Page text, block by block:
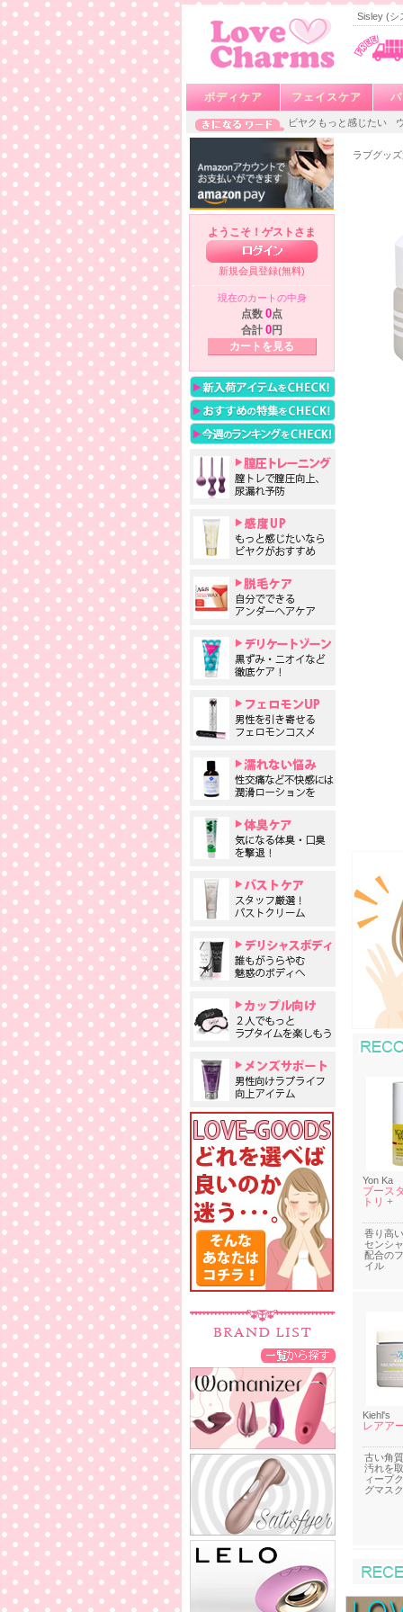
Sisley (シ
ボディケア フェイスケア
ビヤクもっと感じたい
ようこそ！ゲストさま
新規会員登録(無料)
現在のカートの中身
点数 0点
合計 0円
カートを見る
ラブグッ
Yon Ka
ブース
トリ +
香り高
センシ
配合の
イル
Kiehl's
レアア
古い角
汚れを
ィープ
グマスク